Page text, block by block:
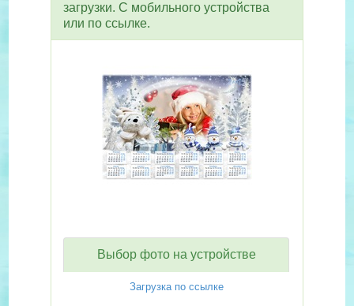
загрузки. С мобильного устройства
или по ссылке.
Выбор фото на устройстве
Загрузка по ссылке